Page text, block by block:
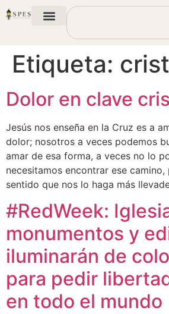
Etiqueta:
Dolor en clave
Jesús nos enseña en la Cruz es a
dolor; nosotros a veces podemos
amar de esa forma, a veces no lo
necesitamos encontrar ese camino,
sentido que nos lo haga más
#RedWeek:
monumentos y
iluminarán de
para pedir
en todo el mundo